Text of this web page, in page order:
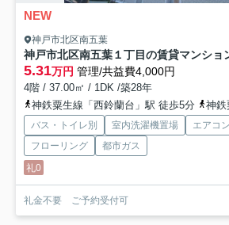
NEW
神戸市北区南五葉
神戸市北区南五葉１丁目の賃貸マンショ
5.31万円 管理/共益費4,000円
4階 / 37.00㎡ / 1DK /築28年
神鉄粟生線「西鈴蘭台」駅 徒歩5分
神鉄粟
バス・トイレ別 室内洗濯機置場 エアコン
フローリング
都市ガス
礼0
礼金不要 ご予約受付可